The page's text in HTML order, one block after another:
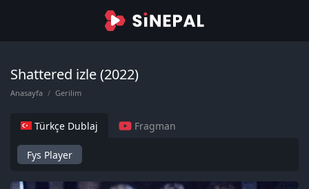
Shattered izle (2022)
Anasayfa Gerilim
Türkçe Dublaj Fragman
Fys Player